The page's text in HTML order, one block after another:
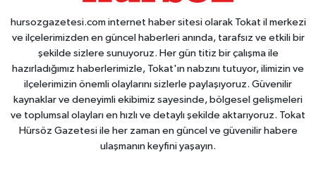
hursozgazetesi.com internet haber sitesi olarak Tokat il merkezi
ve ilçelerimizden en güncel haberleri anında, tarafsız ve etkili bir
şekilde sizlere sunuyoruz. Her gün titiz bir çalışma ile
hazırladığımız haberlerimizle, Tokat'ın nabzını tutuyor, ilimizin ve
ilçelerimizin önemli olaylarını sizlerle paylaşıyoruz. Güvenilir
kaynaklar ve deneyimli ekibimiz sayesinde, bölgesel gelişmeleri
ve toplumsal olayları en hızlı ve detaylı şekilde aktarıyoruz. Tokat
Hürsöz Gazetesi ile her zaman en güncel ve güvenilir habere
ulaşmanın keyfini yaşayın.